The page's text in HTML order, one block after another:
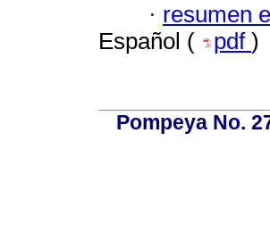
· resumen
Español (
pdf )
Pompeya No.